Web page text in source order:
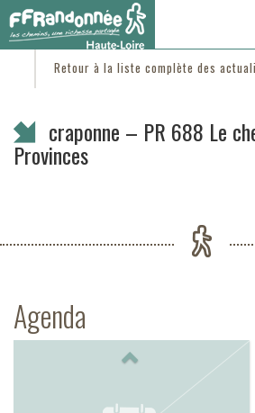
Vous êtes ici :Accueil/C'est d'actu / craponne – PR
Retour à la liste complète des
craponne – PR 688 Le
Provinces
Agenda